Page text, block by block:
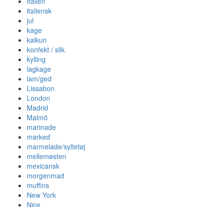
italiensk
jul
kage
kalkun
konfekt / slik
kylling
lagkage
lam/ged
Lissabon
London
Madrid
Malmö
marinade
marked
marmelade/syltetøj
mellemøsten
mexicansk
morgenmad
muffins
New York
Nice